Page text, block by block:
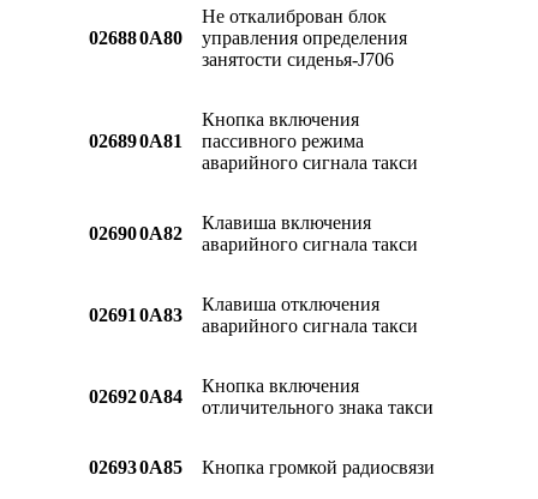
026880A80
Не откалиброван блок
управления определения
занятости сиденья-J706
026890A81
Кнопка включения
пассивного режима
аварийного сигнала такси
026900A82
Клавиша включения
аварийного сигнала такси
02691 0A83
Клавиша отключения
аварийного сигнала такси
026920A84
Кнопка включения
отличительного знака такси
026930A85 Кнопка громкой радиосвязи